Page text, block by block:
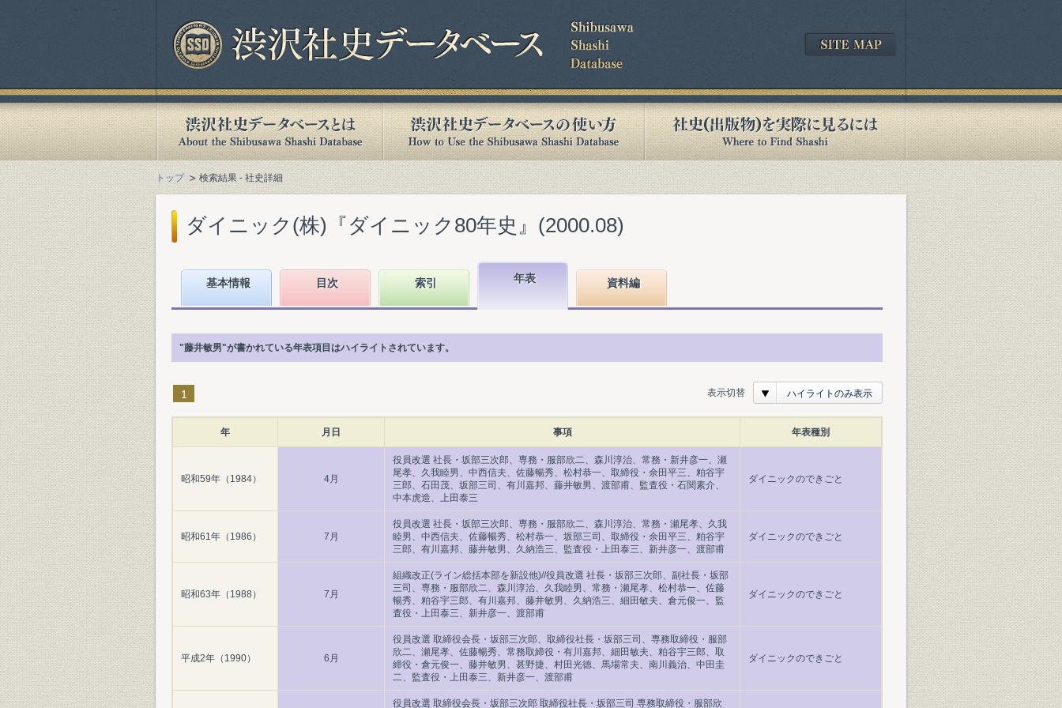
トップ 検索結果 - 社史詳細
ダイニック(株)『ダイニック80年史』(2000.08)
基本情報 目次 索引 年表 資料編
"藤井敏男"が書かれている年表項目はハイライトされています。
1 表示切替 ハイライトのみ表示
年 月日 事項 年表種別
昭和59年（1984） 4月
役員改選 社長・坂部三次郎、専務・服部欣二、森川淳治、常務・新井彦一、瀬
尾孝、久我睦男、中西信夫、佐藤暢秀、松村恭一、取締役・余田平三、粕谷宇
三郎、石田茂、坂部三司、有川嘉邦、藤井敏男、渡部甫、監査役・石関素介、
中本虎造、上田泰三
ダイニックのできごと
昭和61年（1986） 7月
役員改選 社長・坂部三次郎、専務・服部欣二、森川淳治、常務・瀬尾孝、久我
睦男、中西信夫、佐藤暢秀、松村恭一、坂部三司、取締役・余田平三、粕谷宇
三郎、有川嘉邦、藤井敏男、久納浩三、監査役・上田泰三、新井彦一、渡部甫
ダイニックのできごと
昭和63年（1988） 7月
組織改正(ライン総括本部を新設他)//役員改選 社長・坂部三次郎、副社長・坂部
三司、専務・服部欣二、森川淳治、久我睦男、常務・瀬尾孝、松村恭一、佐藤
暢秀、粕谷宇三郎、有川嘉邦、藤井敏男、久納浩三、細田敏夫、倉元俊一、監
査役・上田泰三、新井彦一、渡部甫
ダイニックのできごと
平成2年（1990） 6月
役員改選 取締役会長・坂部三次郎、取締役社長・坂部三司、専務取締役・服部
欣二、瀬尾孝、佐藤暢秀、常務取締役・有川嘉邦、細田敏夫、粕谷宇三郎、取
締役・倉元俊一、藤井敏男、甚野捷、村田光徳、馬場常夫、南川義治、中田圭
二、監査役・上田泰三、新井彦一、渡部甫
ダイニックのできごと
役員改選 取締役会長・坂部三次郎 取締役社長・坂部三司 専務取締役・服部欣